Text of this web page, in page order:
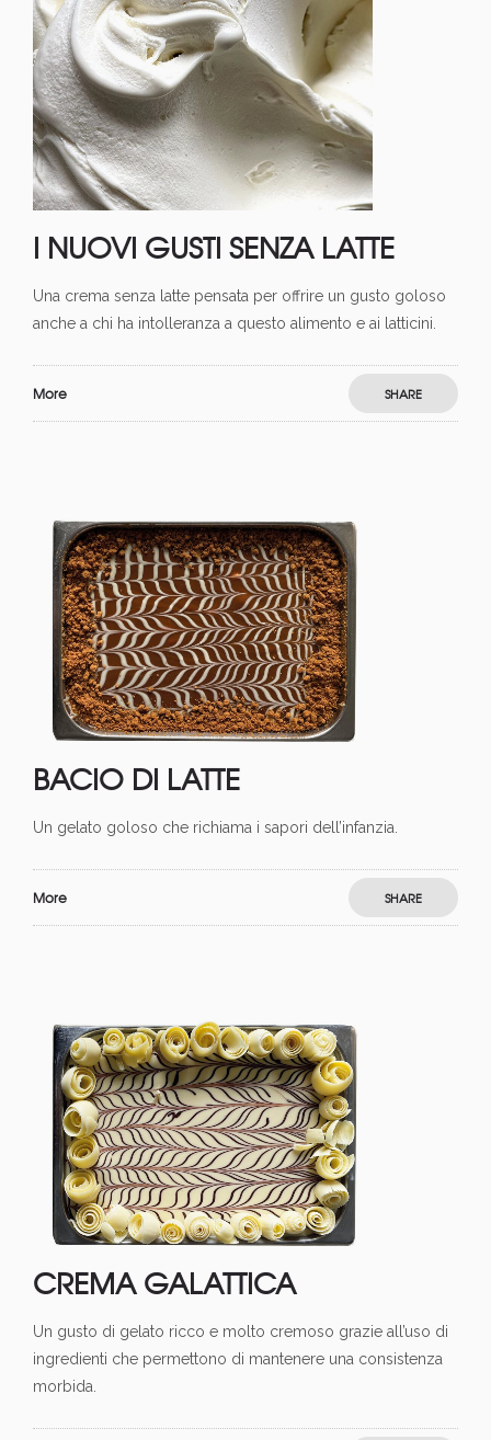
I NUOVI GUSTI SENZA LATTE
Una crema senza latte pensata per offrire un gusto goloso
anche a chi ha intolleranza a questo alimento e ai latticini.
More SHARE
BACIO DI LATTE
Un gelato goloso che richiama i sapori dell’infanzia.
More SHARE
CREMA GALATTICA
Un gusto di gelato ricco e molto cremoso grazie all’uso di
ingredienti che permettono di mantenere una consistenza
morbida.